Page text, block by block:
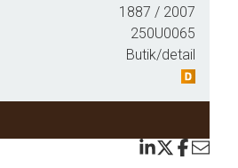
1887 / 2007
250U0065
Butik/detail